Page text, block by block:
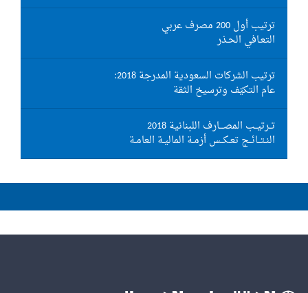
ترتيب أول 200 مصرف عربي
التعـافي الحـذر
ترتيب الشركات السعودية المدرجة 2018:
عام التكيّف وترسيخ الثقة
تــرتيــب المصـــارف اللبنانية 2018
النـتــائــج تعـكــس أزمـة الماليـة العامـة